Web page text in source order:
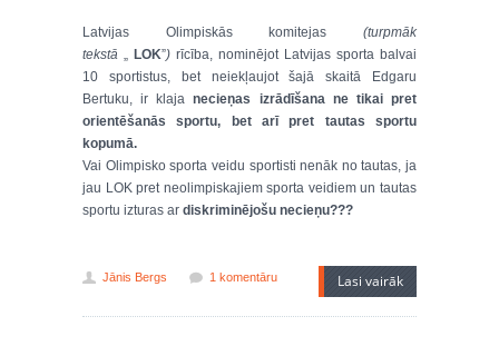
Latvijas Olimpiskās komitejas (turpmāk
tekstā „ LOK”) rīcība, nominējot Latvijas sporta balvai
10 sportistus, bet neiekļaujot šajā skaitā Edgaru
Bertuku, ir klajanecieņas izrādīšana ne tikai pret
orientēšanās sportu, bet arī pret tautas sportu
kopumā.
Vai Olimpisko sporta veidu sportisti nenāk no tautas, ja
jau LOK pret neolimpiskajiem sporta veidiem un tautas
sportu izturas ar diskriminējošu necieņu???
Jānis Bergs 1 komentāru Lasi vairāk